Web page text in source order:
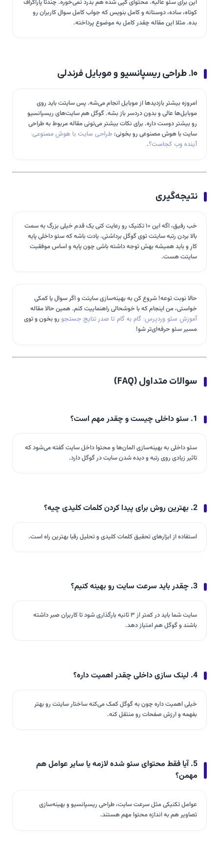
این برای سئو عالیه. محتوای کپی شده هم بدرد نمی‌خوره. چندتا پاراگراف
کوتاه، ساده، دوستانه و کامل بنویس که جواب کامل سوال کاربران رو
بده. مثلا این مقاله چقدر کامل به موضوع پرداخته.
۱۰. طراحی ریسپانسیو و موبایل فرندلی
امروزه بیشتر بازدیدها از موبایل انجام می‌شه. پس سایتت باید روی
موبایل‌ها عالی و بدون دردسر باز بشه. گوگل هم سایت‌های ریسپانسیو
رو بیشتر دوست داره. برای نکات بیشتر می‌تونی مقاله مربوط به طراحی
سایت با هوش مصنوعی رو بخونی: طراحی سایت با هوش مصنوعی:
آینده وب کجاست؟.
نتیجه‌گیری
خب رفیق، اگه این ۱۰ تکنیک رو رعایت کنی یک قدم خیلی بزرگ به سمت
بالا بردن رتبه سایتت توی گوگل برداشتی. یادت باشه که سئو داخلی پایه
کارِ و باید همیشه بهش توجه داشته باشی چون پایه و اساس موفقیت
سایتت هست.
حالا نوبت توعه! شروع کن به بهینه‌سازی سایتت و اگر سوال یا کمکی
خواستی، من اینجام که با خوشحالی راهنماییت کنم. همین حالا مقاله
آموزش سئو وردپرس: گام به گام تا صدر نتایج جستجو رو بخون و توی
مسیر سئو حرفه‌ای‌تر شو!
سوالات متداول (FAQ)
1. سئو داخلی چیست و چقدر مهم است؟
سئو داخلی به بهینه‌سازی المان‌ها و محتوا داخل سایت گفته می‌شود که
تاثیر زیادی روی رتبه و دیده شدن سایت در گوگل دارد.
2. بهترین روش برای پیدا کردن کلمات کلیدی چیه؟
استفاده از ابزارهای تحقیق کلمات کلیدی و تحلیل رقبا بهترین راه است.
3. چقدر باید سرعت سایت رو بهینه کنیم؟
سایت شما باید در کمتر از ۳ ثانیه بارگذاری شود تا کاربران صبر داشته
باشند و گوگل هم امتیاز دهد.
4. لینک سازی داخلی چقدر اهمیت داره؟
خیلی اهمیت داره چون به گوگل کمک می‌کنه ساختار سایتت رو بهتر
بفهمه و ارزش صفحات رو منتقل کنه.
5. آیا فقط محتوای سئو شده لازمه یا سایر عوامل هم
مهمن؟
عوامل تکنیکی مثل سرعت سایت، طراحی ریسپانسیو و بهینه‌سازی
تصاویر هم به اندازه محتوا مهم هستند.